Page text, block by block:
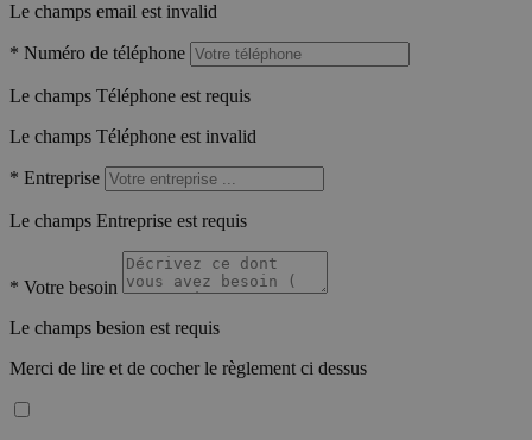
Le champs email est invalid
* Numéro de téléphone
Le champs Téléphone est requis
Le champs Téléphone est invalid
* Entreprise
Le champs Entreprise est requis
* Votre besoin
Le champs besion est requis
Merci de lire et de cocher le règlement ci dessus